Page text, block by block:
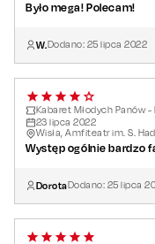
Było mega! Polecam!
W.Dodano: 25 lipca 2022
Kabaret Młodych Panów
23 lipca 2022
Wisła, Amfiteatr im. S.
Występ ogólnie bardzo
DorotaDodano: 25 lipca